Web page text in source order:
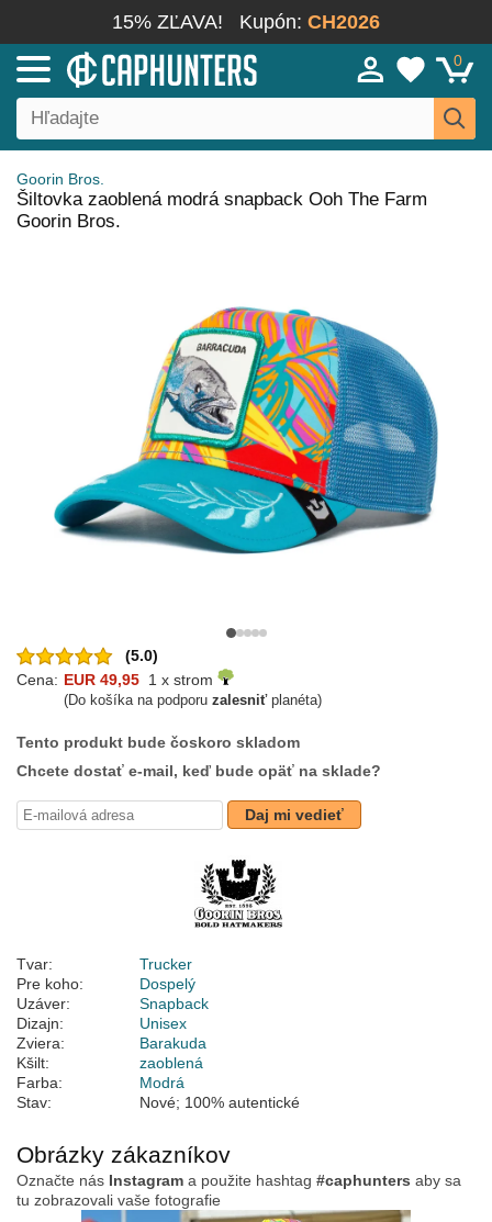
15% ZĽAVA! Kupón: CH2026
0
Goorin Bros.
Šiltovka zaoblená modrá snapback Ooh The Farm
Goorin Bros.
(5.0)
Cena: EUR 49,95 1 x strom
(Do košíka na podporu zalesniťplanéta)
Tento produkt bude čoskoro skladom
Chcete dostať e-mail, keď bude opäť na sklade?
Daj mi vedieť
Tvar:
Trucker
Pre koho:
Dospelý
Uzáver:
Snapback
Dizajn:
Unisex
Zviera:
Barakuda
Kšilt:
zaoblená
Farba:
Modrá
Stav:
Nové; 100% autentické
Obrázky zákazníkov
Označte nás Instagram a použite hashtag #caphunters aby sa
tu zobrazovali vaše fotografie